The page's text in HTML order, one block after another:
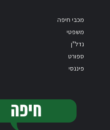
מכבי חיפה
משפטי
נדל"ן
ספורט
פיננסי